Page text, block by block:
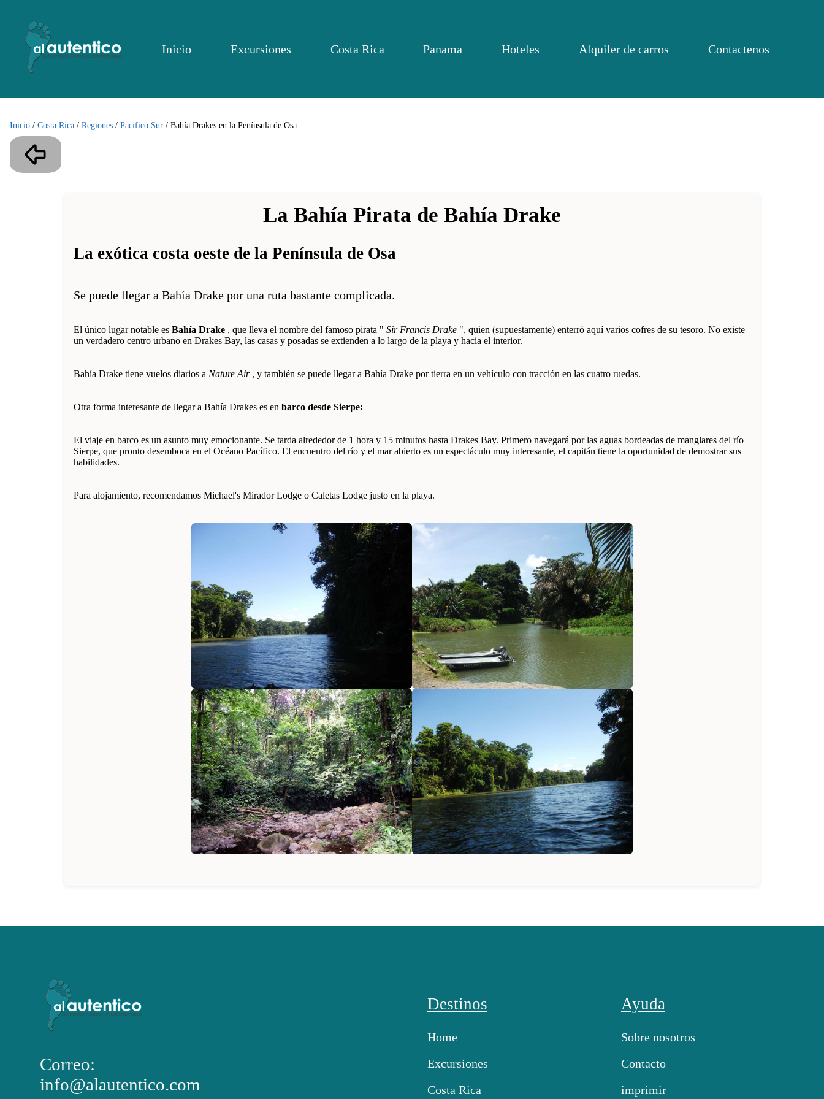
Inicio Excursiones Costa Rica Panama Hoteles Alquiler de carros Contactenos
Inicio / Costa Rica / Regiones / Pacifico Sur / Bahía Drakes en la Península de Osa
La Bahía Pirata de Bahía Drake
La exótica costa oeste de la Península de Osa
Se puede llegar a Bahía Drake por una ruta bastante complicada.
El único lugar notable es Bahía Drake , que lleva el nombre del famoso pirata " Sir Francis Drake ", quien (supuestamente) enterró aquí varios cofres de su tesoro. No existe
un verdadero centro urbano en Drakes Bay, las casas y posadas se extienden a lo largo de la playa y hacia el interior.
Bahía Drake tiene vuelos diarios a Nature Air, y también se puede llegar a Bahía Drake por tierra en un vehículo con tracción en las cuatro ruedas.
Otra forma interesante de llegar a Bahía Drakes es en barco desde Sierpe:
El viaje en barco es un asunto muy emocionante. Se tarda alrededor de 1 hora y 15 minutos hasta Drakes Bay. Primero navegará por las aguas bordeadas de manglares del río
Sierpe, que pronto desemboca en el Océano Pacífico. El encuentro del río y el mar abierto es un espectáculo muy interesante, el capitán tiene la oportunidad de demostrar sus
habilidades.
Para alojamiento, recomendamos Michael's Mirador Lodge o Caletas Lodge justo en la playa.
Correo:
info@alautentico.com
Destinos
Home
Excursiones
Costa Rica
Ayuda
Sobre nosotros
Contacto
imprimir